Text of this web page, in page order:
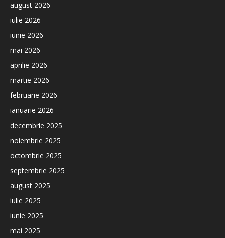
august 2026
iulie 2026
iunie 2026
mai 2026
aprilie 2026
martie 2026
februarie 2026
ianuarie 2026
decembrie 2025
noiembrie 2025
octombrie 2025
septembrie 2025
august 2025
iulie 2025
iunie 2025
mai 2025